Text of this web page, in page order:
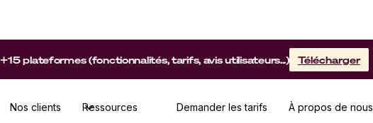
Nos clients Ressources Demander les tarifs À propos de nous
plateformes (fonctionnalités, tarifs, avis utilisateurs...) Télécharger